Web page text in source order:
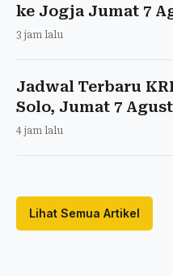
ke Jogja Jumat 7
3 jam lalu
Jadwal Terbaru
Solo, Jumat 7
4 jam lalu
Lihat Semua Artikel